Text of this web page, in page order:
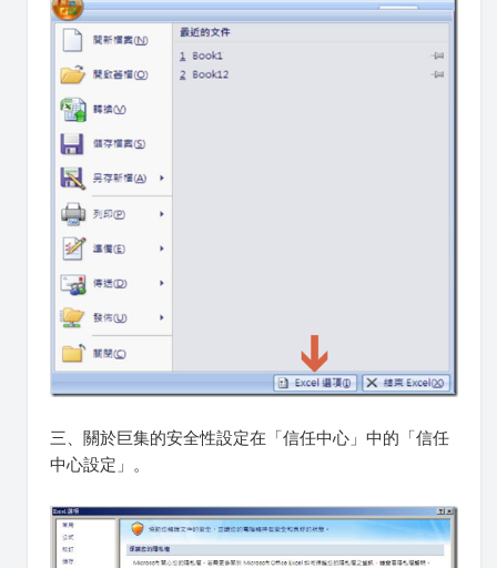
三、關於巨集的安全性設定在「信任中心」中的「信任
中心設定」。